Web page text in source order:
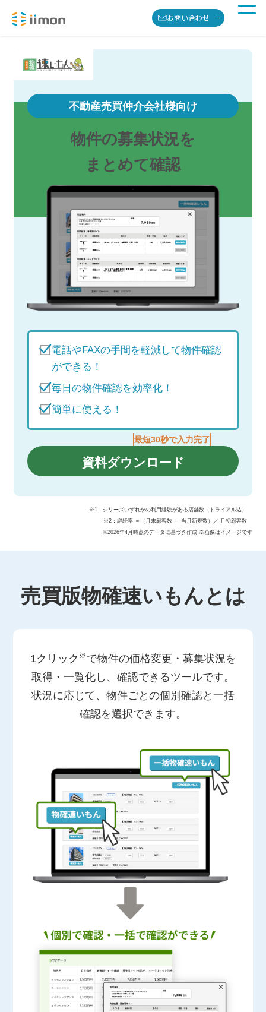
お問い合わせ
不動産売買仲介会社様向け
物件の募集状況を
まとめて確認
電話やFAXの手間を軽減して物件確認
ができる！
毎日の物件確認を効率化！
簡単に使える！
最短30秒で入力完了
資料ダウンロード
※1：シリーズいずれかの利用経験がある店舗数（トライアル込）
※2：継続率 ＝（月末顧客数 － 当月新規数）／ 月初顧客数
※2026年4月時点のデータに基づき作成 ※画像はイメージです
売買版物確速いもんとは
1クリック ※ で物件の価格変更・募集状況を
取得・一覧化し、確認できるツールです。
状況に応じて、物件ごとの個別確認と一括
確認を選択できます。